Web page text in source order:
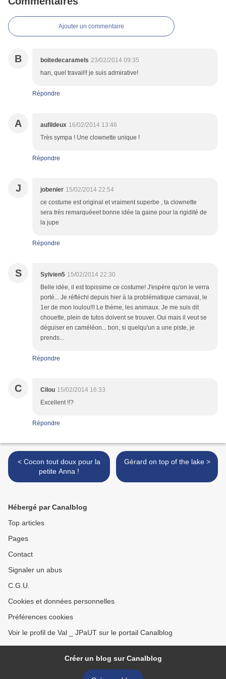
Ajouter un commentaire
B boitedecaramels 23/02/2014 09:35
han, quel travail!! je suis admirative!
Répondre
A aufildeux 16/02/2014 13:46
Très sympa ! Une clownette unique !
Répondre
J jobenier 15/02/2014 22:54
ce costume est original et vraiment superbe , ta clownette
sera très remarquéeet bonne idée la gaine pour la rigidité de
la jupe
Répondre
S Sylvien5 15/02/2014 22:30
Belle idée, il est topissime ce costume! J'espère qu'on le verra
porté... Je réfléchi depuis hier à la problématique carnaval, le
1er de mon loulou!!! Le thème, les animaux. Je me suis dit
chouette, plein de tutos doivent se trouver. Oui mais il veut se
déguiser en caméléon... bon, si quelqu'un a une piste, je
prends...
Répondre
C Cilou 15/02/2014 16:33
Excellent !!?
Répondre
< Cocon tout doux pour la
petite Anna !
Gérard on top of the lake >
Hébergé par Canalblog
Top articles
Pages
Contact
Signaler un abus
C.G.U.
Cookies et données personnelles
Préférences cookies
Voir le profil de Val _ JPaUT sur le portail Canalblog
Créer un blog sur Canalblog